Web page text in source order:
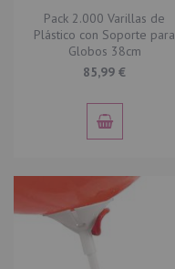
Pack 2.000 Varillas de
Plástico con Soporte para
Globos 38cm
85,99 €